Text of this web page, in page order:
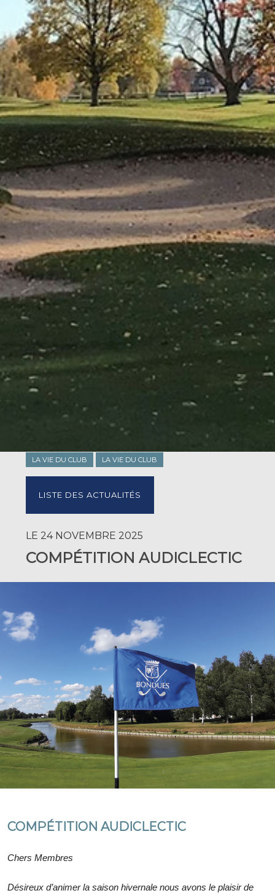
LA VIE DU CLUB LA VIE DU CLUB
LISTE DES ACTUALITÉS
LE 24 NOVEMBRE 2025
COMPÉTITION AUDICLECTIC
COMPÉTITION AUDICLECTIC
Chers Membres
Désireux d’animer la saison hivernale nous avons le plaisir de